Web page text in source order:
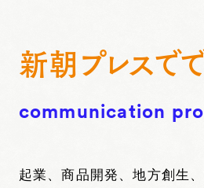
新朝プレスで
communication
起業、商品開発、地方創生